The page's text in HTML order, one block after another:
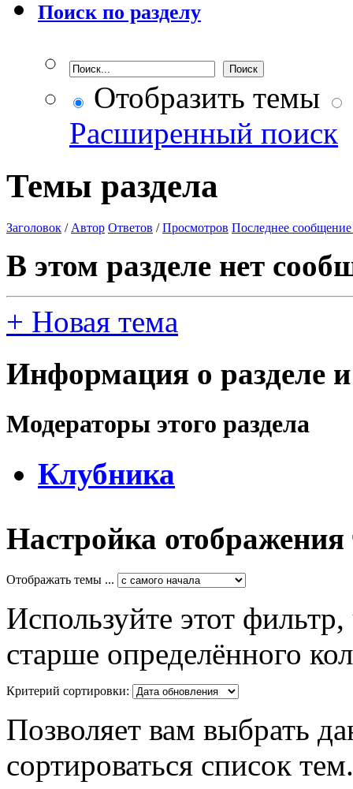
Поиск по разделу
Отобразить темы
Расширенный поиск
Темы раздела
Заголовок / Автор Ответов /Просмотров Последнее сообщение
В этом разделе нет
+ Новая тема
Информация о разделе
Модераторы этого раздела
Клубника
Настройка отображения
Отображать темы ...
Используйте этот
старше определённого
Критерий сортировки:
Позволяет вам выбрать
сортироваться список тем.